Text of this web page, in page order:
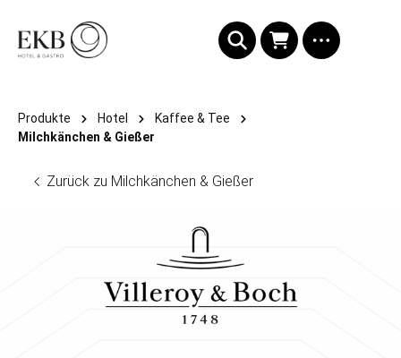
Produkte Hotel
Kaffee & Tee
Milchkänchen & Gießer
Zurück zu Milchkänchen & Gießer